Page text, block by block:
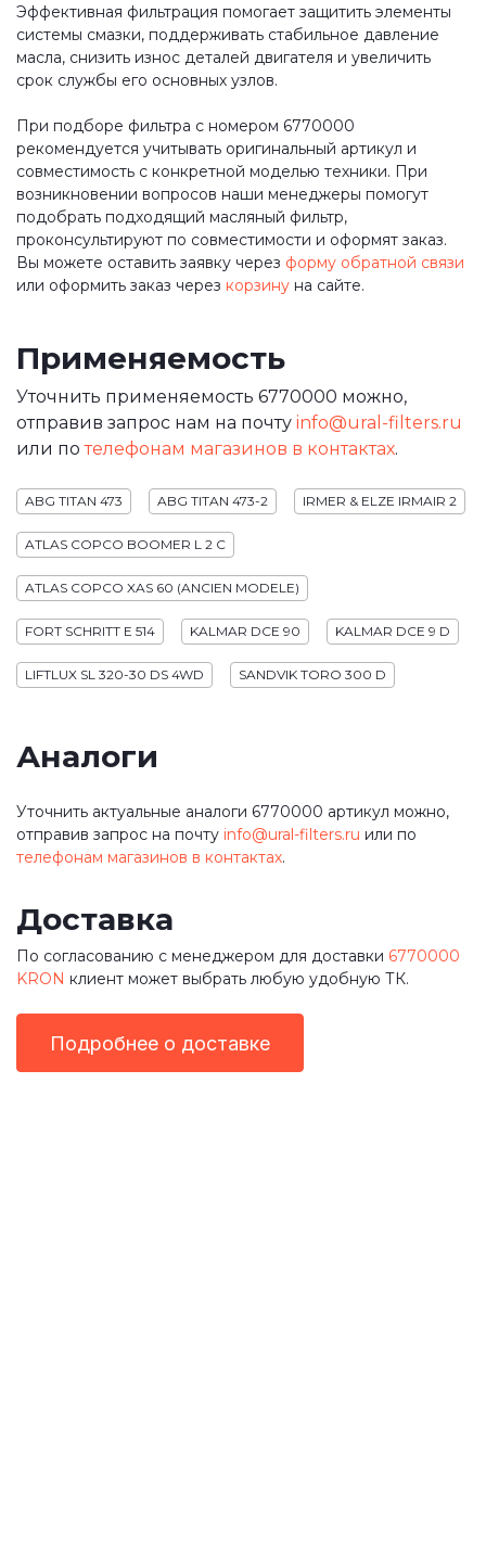
Эффективная фильтрация помогает защитить элементы
системы смазки, поддерживать стабильное давление
масла, снизить износ деталей двигателя и увеличить
срок службы его основных узлов.
При подборе фильтра с номером 6770000
рекомендуется учитывать оригинальный артикул и
совместимость с конкретной моделью техники. При
возникновении вопросов наши менеджеры помогут
подобрать подходящий масляный фильтр,
проконсультируют по совместимости и оформят заказ.
Вы можете оставить заявку через форму обратной связи
или оформить заказ через корзину на сайте.
Применяемость
Уточнить применяемость 6770000 можно,
отправив запрос нам на почту info@ural-filters.ru
или потелефонам магазинов в контактах.
ABG TITAN 473 ABG TITAN 473-2 IRMER & ELZE IRMAIR 2
ATLAS COPCO BOOMER L 2 C
ATLAS COPCO XAS 60 (ANCIEN MODELE)
FORT SCHRITT E 514 KALMAR DCE 90 KALMAR DCE 9 D
LIFTLUX SL 320-30 DS 4WD SANDVIK TORO 300 D
Аналоги
Уточнить актуальные аналоги 6770000 артикул можно,
отправив запрос на почту info@ural-filters.ru или по
телефонам магазинов в контактах.
Доставка
По согласованию с менеджером для доставки 6770000
KRON клиент может выбрать любую удобную ТК.
Подробнее о доставке